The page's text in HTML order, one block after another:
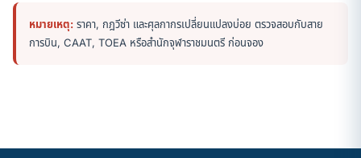
หมายเหตุ: ราคา, กฎวีซ่า และศุลกากรเปลี่ยนแปลงบ่อย ตรวจสอบกับสาย
การบิน, CAAT, TOEA หรือสำนักจุฬาราชมนตรี ก่อนจอง